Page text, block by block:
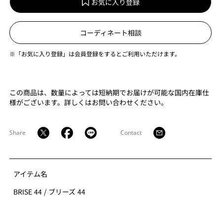
お気に入り登録
コーディネート相談
※「お気に入り登録」は会員登録をするとご利用いただけます。
この商品は、数量によっては短納期でお届けが可能な国内在庫仕
様がございます。詳しくはお問い合わせください。
Share Contact
アイテム名
BRISE 44 / ブリーズ 44